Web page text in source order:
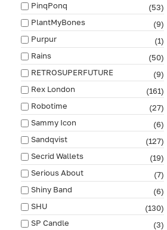
PinqPonq
(53)
PlantMyBones
(9)
Purpur
(1)
Rains
(50)
RETROSUPERFUTURE
(9)
Rex London
(161)
Robotime
(27)
Sammy Icon
(6)
Sandqvist
(127)
Secrid Wallets
(19)
Serious About
(7)
Shiny Band
(6)
SHU
(130)
SP Candle
(3)